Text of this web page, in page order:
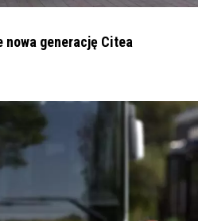
nowa generację Citea